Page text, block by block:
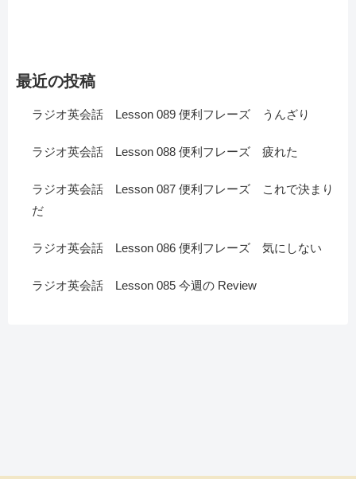
最近の投稿
ラジオ英会話 Lesson 089 便利フレーズ うんざり
ラジオ英会話 Lesson 088 便利フレーズ 疲れた
ラジオ英会話 Lesson 087 便利フレーズ これで決まり
だ
ラジオ英会話 Lesson 086 便利フレーズ 気にしない
ラジオ英会話 Lesson 085 今週の Review